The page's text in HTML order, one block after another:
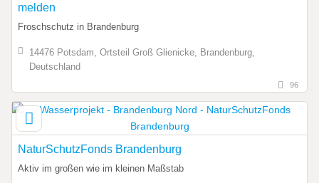
melden
Froschschutz in Brandenburg
14476 Potsdam, Ortsteil Groß Glienicke, Brandenburg,
Deutschland
96
NaturSchutzFonds Brandenburg
Aktiv im großen wie im kleinen Maßstab